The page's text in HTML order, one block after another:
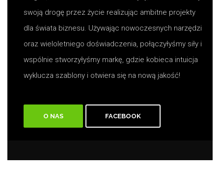
swoją drogę przez życie realizując ambitne projekty
dla świata biznesu. Używając nowoczesnych narzędzi
oraz wieloletniego doświadczenia, połączyłyśmy siły i
wspólnie stworzyłyśmy markę, gdzie kobieca intuicja
wyklucza szablony i otwiera się na nową jakość!
O NAS FACEBOOK